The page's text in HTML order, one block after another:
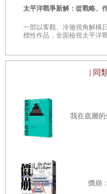
一年的交換計畫。
Ashley和向祖都是新一代的全球
儕，他們都畢業於世界各地的
自己的金融帝國。這群年輕人
育、生活舒適無虞，往後也很
在電影《瘋狂亞洲富豪》（
大》（Ultra Rich Asian Girls,
國菁英青年形象，超乎西方觀
來源。中國新一代菁英深受矚
成為美國國債最大的持有者，
太平洋戰爭新解：從戰略、
一部以客觀、冷徹視角解構
標性作品，全面檢視太平洋
| 同
我在底層
價崩